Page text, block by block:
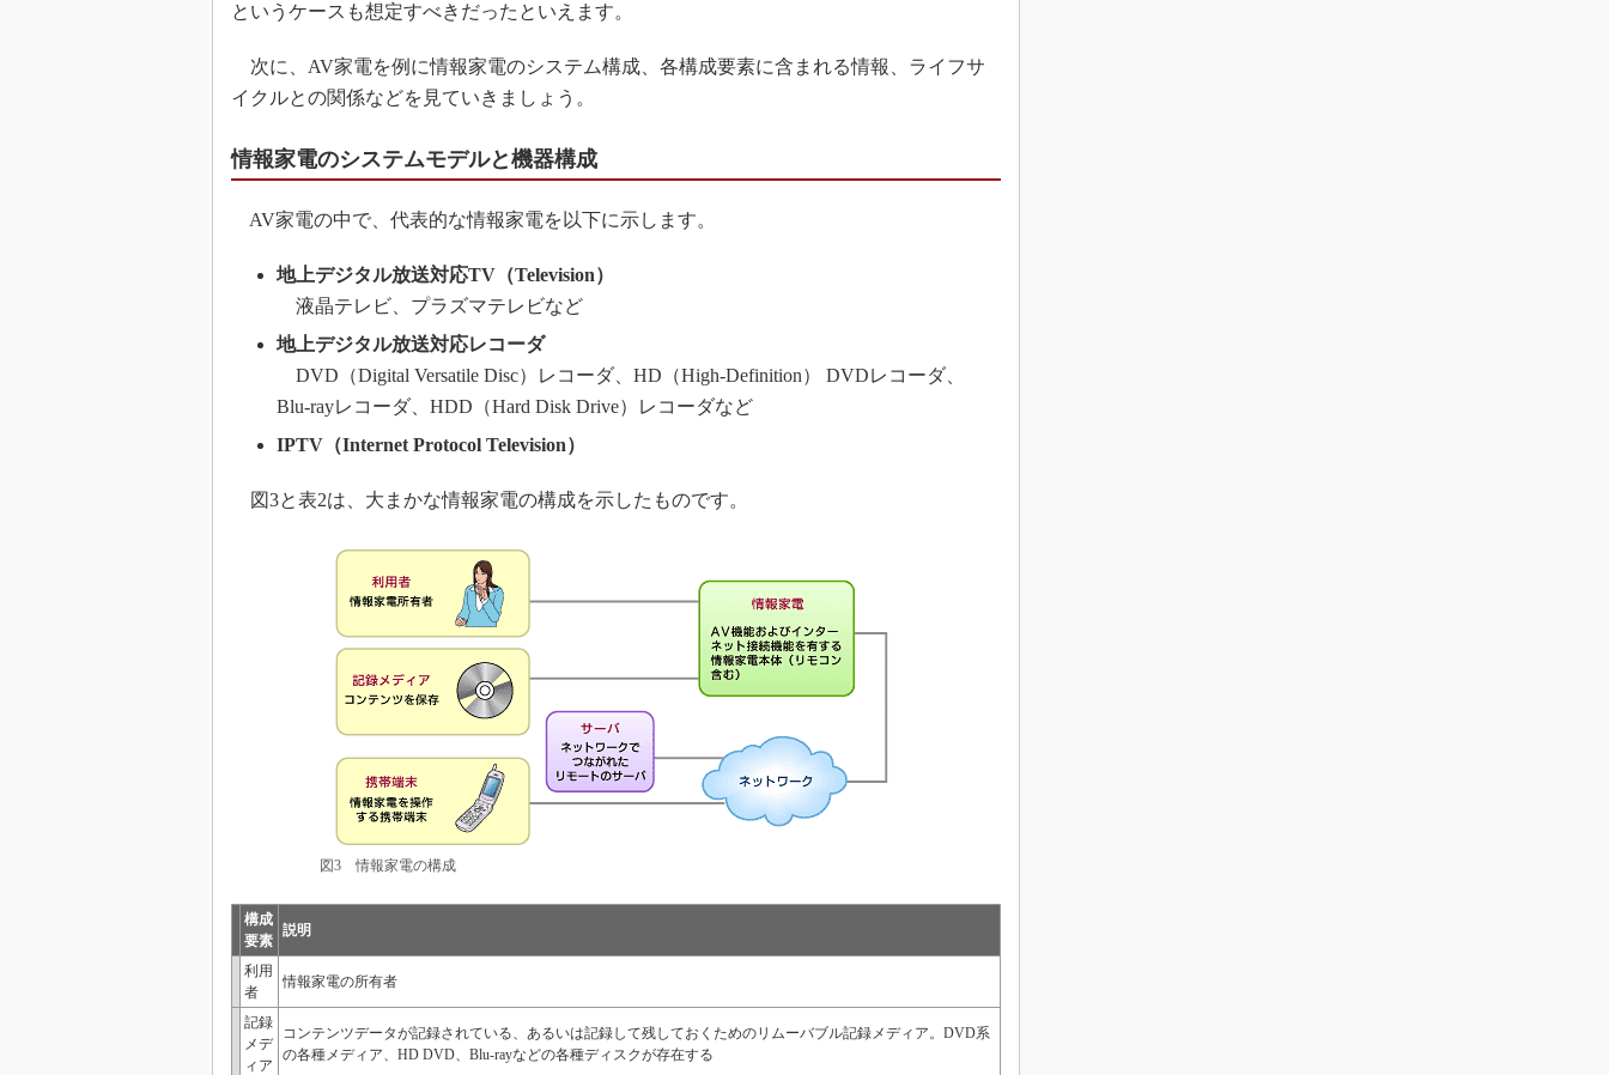
というケースも想定すべきだったといえます。
次に、AV家電を例に情報家電のシステム構成、各構成要素に含まれる情報、ライフサ
イクルとの関係などを見ていきましょう。
情報家電のシステムモデルと機器構成
AV家電の中で、代表的な情報家電を以下に示します。
地上デジタル放送対応TV（Television）
液晶テレビ、プラズマテレビなど
地上デジタル放送対応レコーダ
DVD（Digital Versatile Disc）レコーダ、HD（High-Definition） DVDレコーダ、
Blu-rayレコーダ、HDD（Hard Disk Drive）レコーダなど
IPTV（Internet Protocol Television）
図3と表2は、大まかな情報家電の構成を示したものです。
図3 情報家電の構成
構成
要素
説明
利用
者
情報家電の所有者
記録
メデ
ィア
コンテンツデータが記録されている、あるいは記録して残しておくためのリムーバブル記録メディア。DVD系
の各種メディア、HD DVD、Blu-rayなどの各種ディスクが存在する